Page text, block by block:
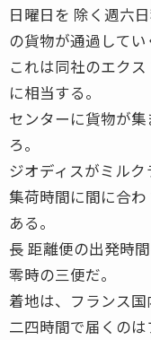
日曜日を 除く週六
の貨物が通過してい
これは同社のエク
に相当する。
センターに貨物が
ろ。
ジオディスがミルク
集荷時間に間に合
ある。
長 距離便の出発時
零時の三便だ。
着地は、フランス国
二四時間で届くの